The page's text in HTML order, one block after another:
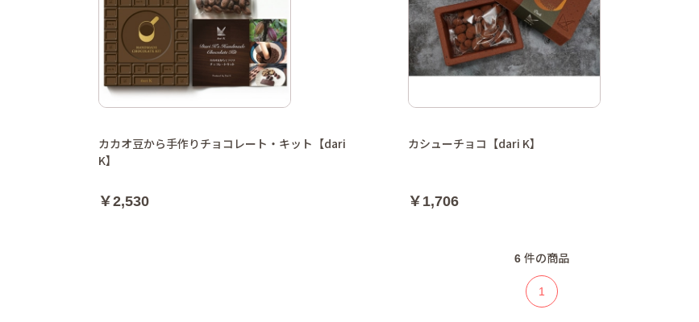
カカオ豆から手作りチョコレート・キット【dari
K】
￥2,530
カシューチョコ【dari K】
￥1,706
6 件の商品
1